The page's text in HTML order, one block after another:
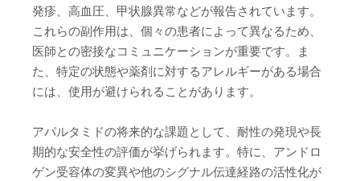
発疹、高血圧、甲状腺異常などが報告されています。
これらの副作用は、個々の患者によって異なるため、
医師との密接なコミュニケーションが重要です。ま
た、特定の状態や薬剤に対するアレルギーがある場合
には、使用が避けられることがあります。
アパルタミドの将来的な課題として、耐性の発現や長
期的な安全性の評価が挙げられます。特に、アンドロ
ゲン受容体の変異や他のシグナル伝達経路の活性化が